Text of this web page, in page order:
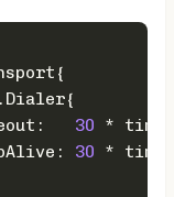
30 *
30 *